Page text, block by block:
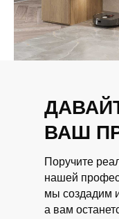
Поручите
нашей
мы создадим
а вам
ВАШ